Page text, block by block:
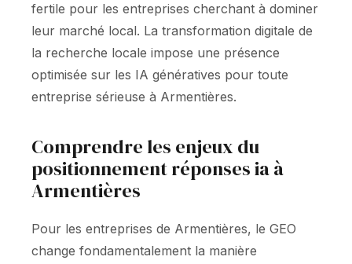
fertile pour les entreprises cherchant à dominer
leur marché local. La transformation digitale de
la recherche locale impose une présence
optimisée sur les IA génératives pour toute
entreprise sérieuse à Armentières.
Comprendre les enjeux du
positionnement réponses ia à
Armentières
Pour les entreprises de Armentières, le GEO
change fondamentalement la manière